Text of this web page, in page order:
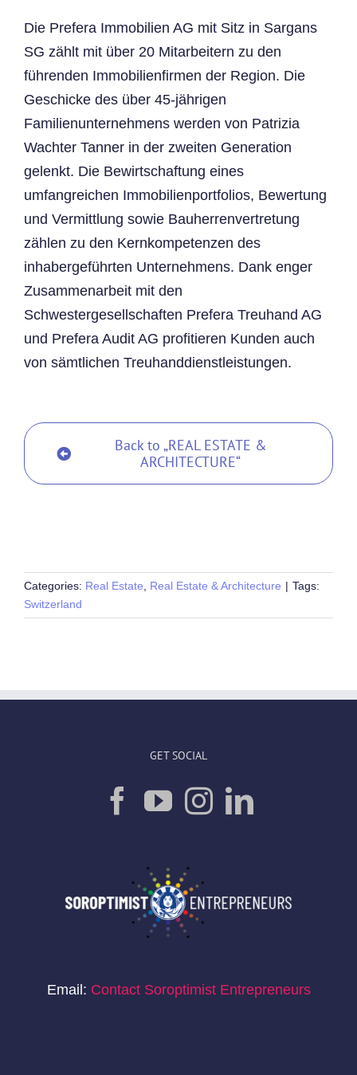
Die Prefera Immobilien AG mit Sitz in Sargans
SG zählt mit über 20 Mitarbeitern zu den
führenden Immobilienfirmen der Region. Die
Geschicke des über 45-jährigen
Familienunternehmens werden von Patrizia
Wachter Tanner in der zweiten Generation
gelenkt. Die Bewirtschaftung eines
umfangreichen Immobilienportfolios, Bewertung
und Vermittlung sowie Bauherrenvertretung
zählen zu den Kernkompetenzen des
inhabergeführten Unternehmens. Dank enger
Zusammenarbeit mit den
Schwestergesellschaften Prefera Treuhand AG
und Prefera Audit AG profitieren Kunden auch
von sämtlichen Treuhanddienstleistungen.
Back to „REAL ESTATE &
ARCHITECTURE“
Categories: Real Estate Real Estate & Architecture | Tags:
Switzerland
GET SOCIAL
Email: Contact Soroptimist Entrepreneurs